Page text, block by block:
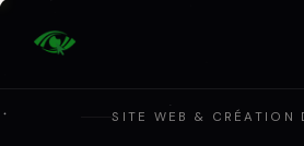
SITE WEB & CRÉATION